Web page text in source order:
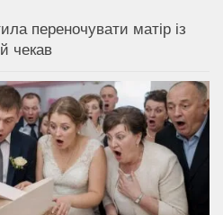
переночувати матір із
чекав